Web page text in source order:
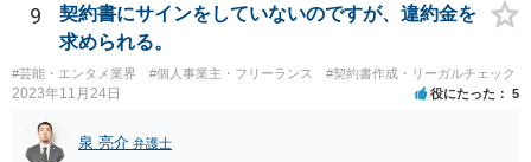
組」（令和元年９月２５日 公正取引委員会）６頁 https://www.jftc.g
o.jp/houdou/kouenkai/190925kondan_file/siryou2.pdf
的には１０時〜１９時はできるだけB社にいるよう努力はします。た
だ、他の仕事もありますので、必ずその条件を守れるとは限りません
し、B社常駐時であっても本件以外の仕事もさせてもらうことになりま
す。」というものが考えられます。 その提案すら断られるようであれ
ば、ちょっと危険な会社だというシグナルと考えるべきでしょう。
9
契約書にサインをしていないのですが、違約金を
求められる。
#芸能・エンタメ業界 #個人事業主・フリーランス #契約書作成・リーガルチェック
2023年11月24日 役にたった 5
泉 亮介 弁護士